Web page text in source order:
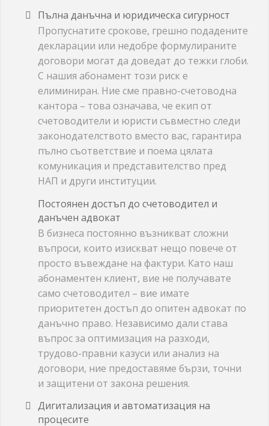
Пълна данъчна и юридическа сигурност
Пропуснатите срокове, грешно подадените
декларации или недобре формулираните
договори могат да доведат до тежки глоби.
С нашия абонамент този риск е
елиминиран. Ние сме правно-счетоводна
кантора – това означава, че екип от
счетоводители и юристи съвместно следи
законодателството вместо вас, гарантира
пълно съответствие и поема цялата
комуникация и представителство пред
НАП и други институции.
Постоянен достъп до счетоводител и
данъчен адвокат
В бизнеса постоянно възникват сложни
въпроси, които изискват нещо повече от
просто въвеждане на фактури. Като наш
абонаментен клиент, вие не получавате
само счетоводител – вие имате
приоритетен достъп до опитен адвокат по
данъчно право. Независимо дали става
въпрос за оптимизация на разходи,
трудово-правни казуси или анализ на
договори, ние предоставяме бързи, точни
и защитени от закона решения.
Дигитализация и автоматизация на
процесите